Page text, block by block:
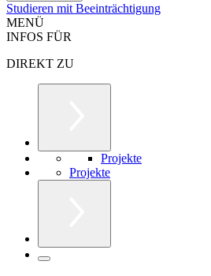
Studieren mit Beeinträchtigung
MENÜ
INFOS FÜR
DIREKT ZU
Projekte
Projekte